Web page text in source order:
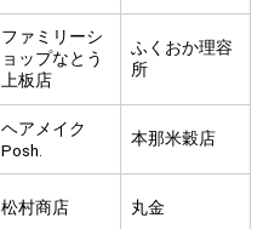
ファミリーシ
ョップなとう
上板店
ふくおか理容
所
ヘアメイク
Posh.
本那米穀店
松村商店 丸金